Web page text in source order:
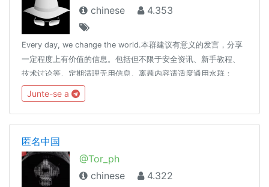
chinese
4.353
Every day, we change the world.本群建议有意义的发言，分享
一定程度上有价值的信息。包括但不限于安全资讯、新手教程、
技术讨论等。定期清理无用信息。离题内容请适度通用水群：
@coder_ot附属水群(禁止技术相关，其他与主群一样)：
https://t.me/joinchat/RcFYxhyr3k0Q2xcwDIubgQ本群禁止广
告、推广、开车、黑产内容，将删除、警告，或封禁。谢谢配合
Junte-se a
匿名中国
@Tor_ph
chinese
4.322